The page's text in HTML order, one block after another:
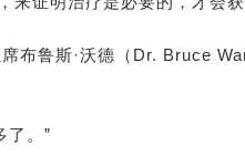
布鲁斯·沃德（ Dr. Bruce
了。”